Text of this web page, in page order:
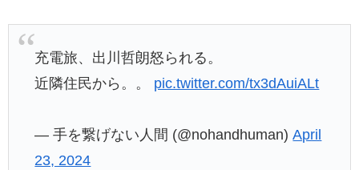
充電旅、出川哲朗怒られる。
近隣住民から。。 pic.twitter.com/tx3dAuiALt
— 手を繋げない人間 (@nohandhuman)April
23, 2024